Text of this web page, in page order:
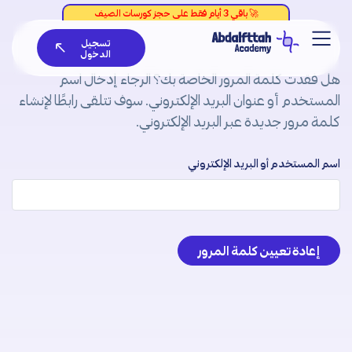
تسجيل
الدخول
هل فقدت كلمة المرور الخاصة بك؟ الرجاء إدخال اسم
المستخدم أو عنوان البريد الإلكتروني. سوف تتلقى رابطًا لإنشاء
كلمة مرور جديدة عبر البريد الإلكتروني.
اسم المستخدم أو البريد الإلكتروني
إعادة تعيين كلمة المرور